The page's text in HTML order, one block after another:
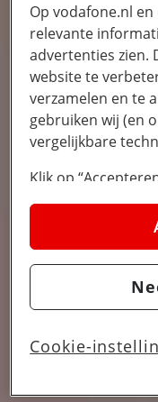
Op vodafone.nl
relevante
advertenties zien.
website te
verzamelen en te
gebruiken wij (en
vergelijkbare
Klik op
cookies. Kies je
plaatsen we
de website goed
we geen vormen
Via cookie
wijzigen of
Cookie-